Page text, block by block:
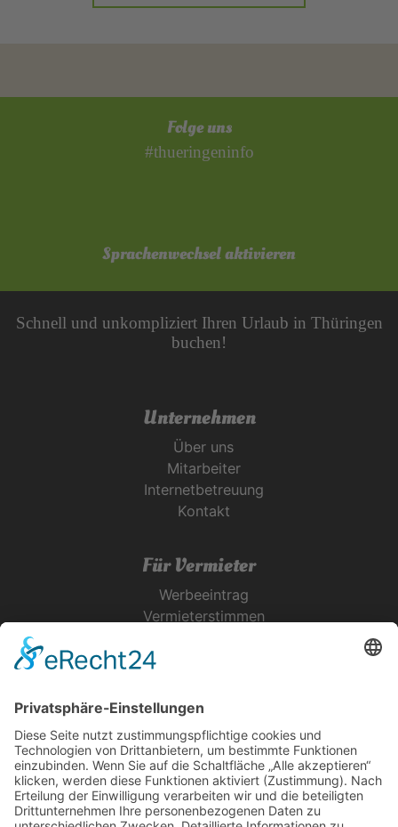
Folge uns
#thueringeninfo
Sprachenwechsel aktivieren
Schnell und unkompliziert Ihren Urlaub in Thüringen
buchen!
Unternehmen
Über uns
Mitarbeiter
Internetbetreuung
Kontakt
Für Vermieter
Werbeeintrag
Vermieterstimmen
Urlaubsservice
Bücher, Karten & CD's
Ihre Anreise
Wetter